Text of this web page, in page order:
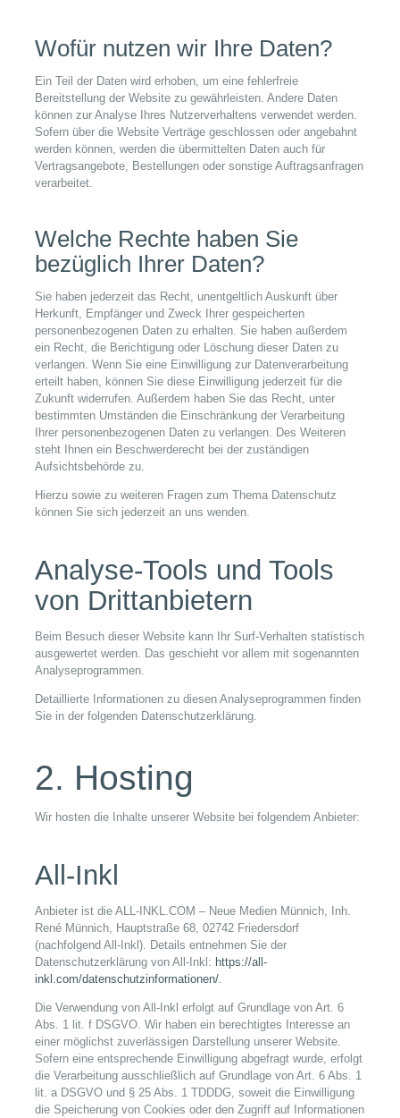
Wofür nutzen wir Ihre Daten?
Ein Teil der Daten wird erhoben, um eine fehlerfreie
Bereitstellung der Website zu gewährleisten. Andere Daten
können zur Analyse Ihres Nutzerverhaltens verwendet werden.
Sofern über die Website Verträge geschlossen oder angebahnt
werden können, werden die übermittelten Daten auch für
Vertragsangebote, Bestellungen oder sonstige Auftragsanfragen
verarbeitet.
Welche Rechte haben Sie
bezüglich Ihrer Daten?
Sie haben jederzeit das Recht, unentgeltlich Auskunft über
Herkunft, Empfänger und Zweck Ihrer gespeicherten
personenbezogenen Daten zu erhalten. Sie haben außerdem
ein Recht, die Berichtigung oder Löschung dieser Daten zu
verlangen. Wenn Sie eine Einwilligung zur Datenverarbeitung
erteilt haben, können Sie diese Einwilligung jederzeit für die
Zukunft widerrufen. Außerdem haben Sie das Recht, unter
bestimmten Umständen die Einschränkung der Verarbeitung
Ihrer personenbezogenen Daten zu verlangen. Des Weiteren
steht Ihnen ein Beschwerderecht bei der zuständigen
Aufsichtsbehörde zu.
Hierzu sowie zu weiteren Fragen zum Thema Datenschutz
können Sie sich jederzeit an uns wenden.
Analyse-Tools und Tools
von Dritt­anbietern
Beim Besuch dieser Website kann Ihr Surf-Verhalten statistisch
ausgewertet werden. Das geschieht vor allem mit sogenannten
Analyseprogrammen.
Detaillierte Informationen zu diesen Analyseprogrammen finden
Sie in der folgenden Datenschutzerklärung.
2. Hosting
Wir hosten die Inhalte unserer Website bei folgendem Anbieter:
All-Inkl
Anbieter ist die ALL-INKL.COM – Neue Medien Münnich, Inh.
René Münnich, Hauptstraße 68, 02742 Friedersdorf
(nachfolgend All-Inkl). Details entnehmen Sie der
Datenschutzerklärung von All-Inkl: https://all-
inkl.com/datenschutzinformationen/.
Die Verwendung von All-Inkl erfolgt auf Grundlage von Art. 6
Abs. 1 lit. f DSGVO. Wir haben ein berechtigtes Interesse an
einer möglichst zuverlässigen Darstellung unserer Website.
Sofern eine entsprechende Einwilligung abgefragt wurde, erfolgt
die Verarbeitung ausschließlich auf Grundlage von Art. 6 Abs. 1
lit. a DSGVO und § 25 Abs. 1 TDDDG, soweit die Einwilligung
die Speicherung von Cookies oder den Zugriff auf Informationen